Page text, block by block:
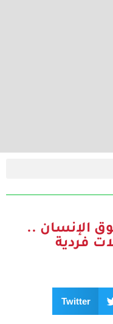
الإنسان ..
فردية
Twitter